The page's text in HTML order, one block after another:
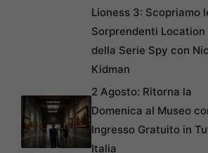
Lioness 3: Scopriamo
Sorprendenti Location
della Serie Spy con
Kidman
2 Agosto: Ritorna la
Domenica al Museo
Ingresso Gratuito in
Italia